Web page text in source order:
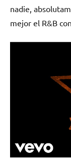
nadie,
mejor el R&B